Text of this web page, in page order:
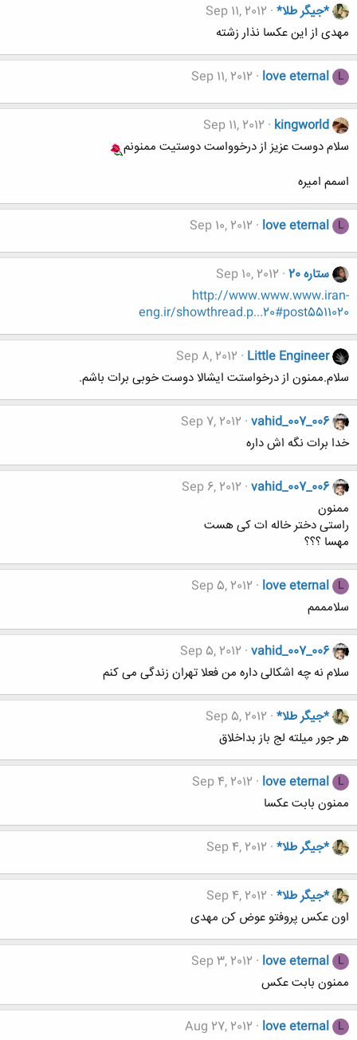
*جیگر طلا* Sep 11, 2012
مهدی از این عکسا نذار زشته
L
love eternal
Sep 11, 2012
kingworld
Sep 11, 2012
سلام دوست عزیز از درخوواست دوستیت ممنونم
اسمم امیره
L
love eternal
Sep 10, 2012
ستاره 20
Sep 10, 2012
http://www.www.www.iran-
eng.ir/showthread.p...20#post5511020
Little Engineer
Sep 8, 2012
سلام.ممنون از درخواستت ایشالا دوست خوبی برات باشم.
vahid_007_006
Sep 7, 2012
خدا برات نگه اش داره
vahid_007_006
Sep 6, 2012
ممنون
راستی دختر خاله ات کی هست
مهسا ؟؟؟
L
love eternal
Sep 5, 2012
سلامممم
vahid_007_006
Sep 5, 2012
سلام نه چه اشکالی داره من فعلا تهران زندگی می کنم
*جیگر طلا* Sep 5, 2012
هر جور میلته لج باز بداخلاق
L
love eternal
Sep 4, 2012
ممنون بابت عكسا
*جیگر طلا* Sep 4, 2012
*جیگر طلا* Sep 4, 2012
اون عکس پروفتو عوض کن مهدی
L
love eternal
Sep 3, 2012
ممنون بابت عكس
L
love eternal
Aug 27, 2012